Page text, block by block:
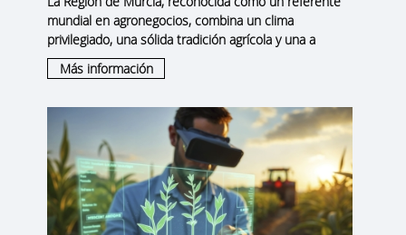
mundial en agronegocios, combina un clima
privilegiado, una sólida tradición agrícola y una a
Más información